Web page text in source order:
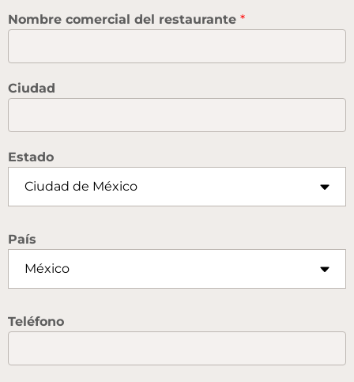
Nombre comercial del restaurante *
Ciudad
Estado
País
Teléfono